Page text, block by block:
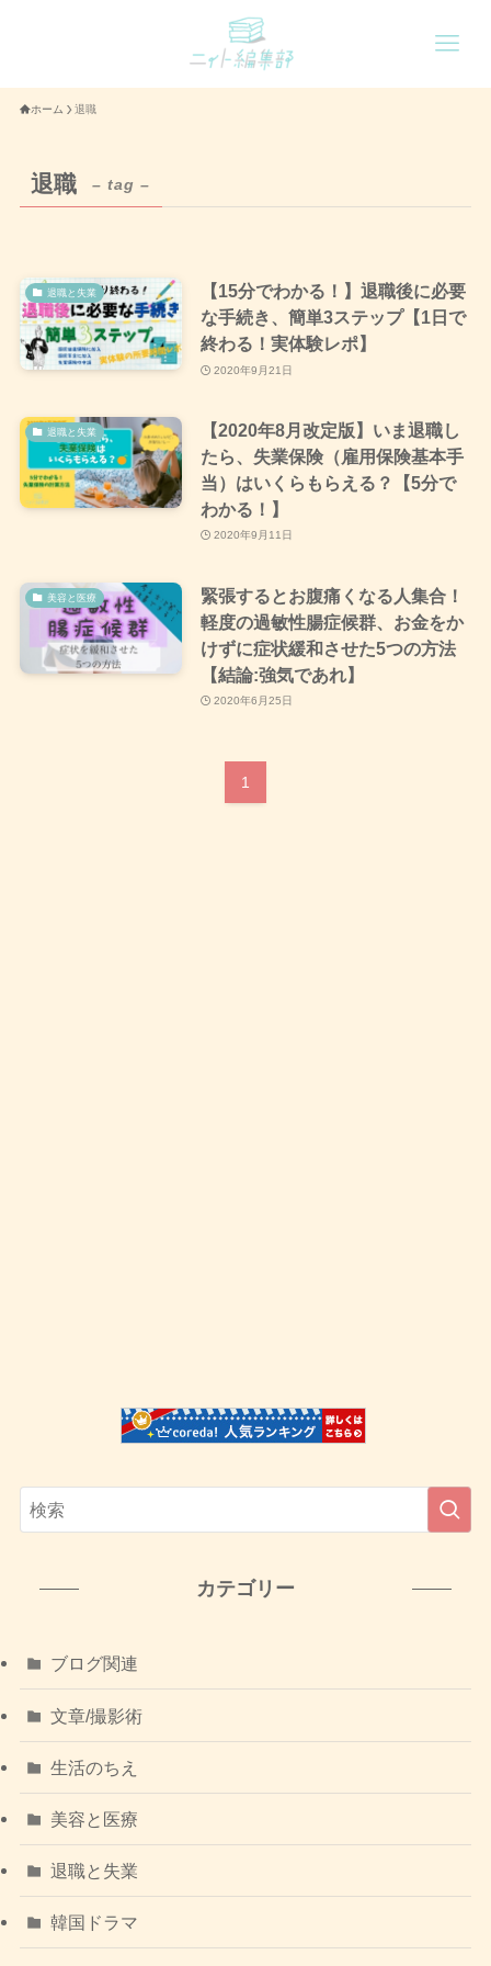
ホーム 退職
退職 – tag –
退職と失業
【15分でわかる！】退職後に必要
な手続き、簡単3ステップ【1日で
終わる！実体験レポ】
2020年9月21日
退職と失業
【2020年8月改定版】いま退職し
たら、失業保険（雇用保険基本手
当）はいくらもらえる？【5分で
わかる！】
2020年9月11日
美容と医療
緊張するとお腹痛くなる人集合！
軽度の過敏性腸症候群、お金をか
けずに症状緩和させた5つの方法
【結論:強気であれ】
2020年6月25日
1
カテゴリー
ブログ関連
文章/撮影術
生活のちえ
美容と医療
退職と失業
韓国ドラマ